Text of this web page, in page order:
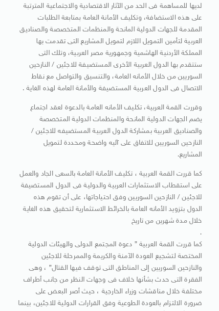
لديها للمساهمة فى الحد من الآثار الاقتصادية والاجتماعية المترتبة
على هذه الاستضافة، وتكليف الأمانة العامة بمتابعة الطلبات
المقدمة للجهات الدولية المانحة والمنظمات المتخصصة والصناديق
العربية لتأمين التمويل اللازم لتمويل المشاريع التى تقدمت بها
المملكة الأردنية الهاشمية وجمهورية مصر العربية، وتلك التى
ستتقدم بها الدول العربية الأخرى المستضيفة للاجئين / النازحين
السوريين من خلال الأمانه العامة، والتنسيق والتواصل مع نقاط
الاتصال فى الدول العربية المستضيفة والأمانة العامة لهذه الغاية .
وقررت القمة العربية، تكليف الأمانه العامة بالدعوة لعقد اجتماع
يضم الجهات الدولية المانحة والمنظمات الدولية المتخصصة
والصناديق العربية بمشاركة الدول العربية المستضيفه للاجئين /
النازحين السوريين للاتفاق على آليه واضحة ومحددة لتمويل
المشاريع.
كما قررت القمة العربية ، تكليف الأمانة العامة بالسعى الجاد والعمل
على استقطاب الاستثمارات العربية والدولية فى الدول المستضيفة
للاجئين / النازحين السوريين وفق احتياجاتها، على أن تقوم هذه
الدول بتزويد الأمانه العامة بالخرائط الاستثمارية لتحقيق هذه الغاية
خلال مدة شهرين من تاريخ
.
كما قررت القمة العربية ” دعوة المجتمع الدولى والهيئات الدولية
المختصة لتشجيع العودة الآمنة والكريمة والممرحلة للاجئين
والنازحين السوريين إلى المناطق التى توقف فيها القتال” ، وهى
الفقرة التى حدث بشأنها خلاف فى وجهات النظر من جانب أطراف
مختلفة خلال مناقشات وزراء الخارجية ، حيث أصر البعض على
ضرورة الالتزام بالعودة الطوعية وفق القرارات الدولية للاجئين، بينما